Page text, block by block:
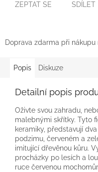
ZEPTAT SE SDÍLET
Doprava zdarma při nákupu
Popis Diskuze
Detailní popis
Oživte svou zahradu,
malebnými skřítky. Tyto
keramiky, představují
podzimu, červeném a
imitující dřevěnou kůru.
procházky po lesích a
ruce červenou